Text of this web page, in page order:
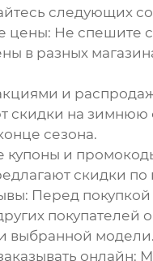
следующих
цены: Не спешите
в разных
и
скидки на зимнюю
сезона.
купоны и
скидки
Перед покупкой
покупателей
выбранной модели.
онлайн: